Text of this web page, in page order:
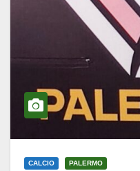
CALCIO PALERMO